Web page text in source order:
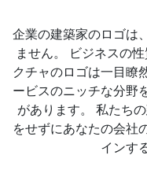
企業の建築家のロゴは
ません。 ビジネスの
クチャのロゴは一目瞭
ービスのニッチな分野
があります。 私たち
をせずにあなたの会社
インす